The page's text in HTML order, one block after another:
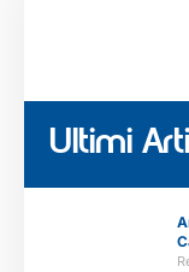
Ultimi